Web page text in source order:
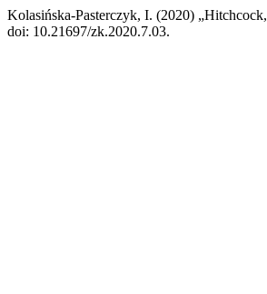
Kolasińska-Pasterczyk, I. (2020)
doi: 10.21697/zk.2020.7.03.